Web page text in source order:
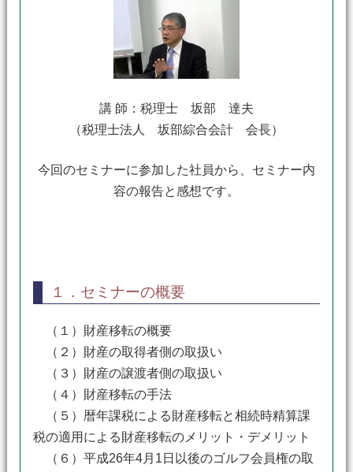
講 師：税理士 坂部 達夫
（税理士法人 坂部綜合会計 会長）
今回のセミナーに参加した社員から、セミナー内
容の報告と感想です。
１．セミナーの概要
（１）財産移転の概要
（２）財産の取得者側の取扱い
（３）財産の譲渡者側の取扱い
（４）財産移転の手法
（５）暦年課税による財産移転と相続時精算課
税の適用による財産移転のメリット・デメリット
（６）平成26年4月1日以後のゴルフ会員権の取